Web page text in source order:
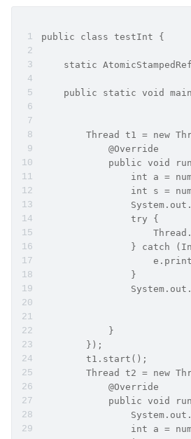
public class testInt {
static
public static void
Thread t1 = new
            @Override
public void
int a =
int s =
                try {
} catch
                }
            }
        });
        t1.start();
Thread t2 = new
            @Override
public void
int a =